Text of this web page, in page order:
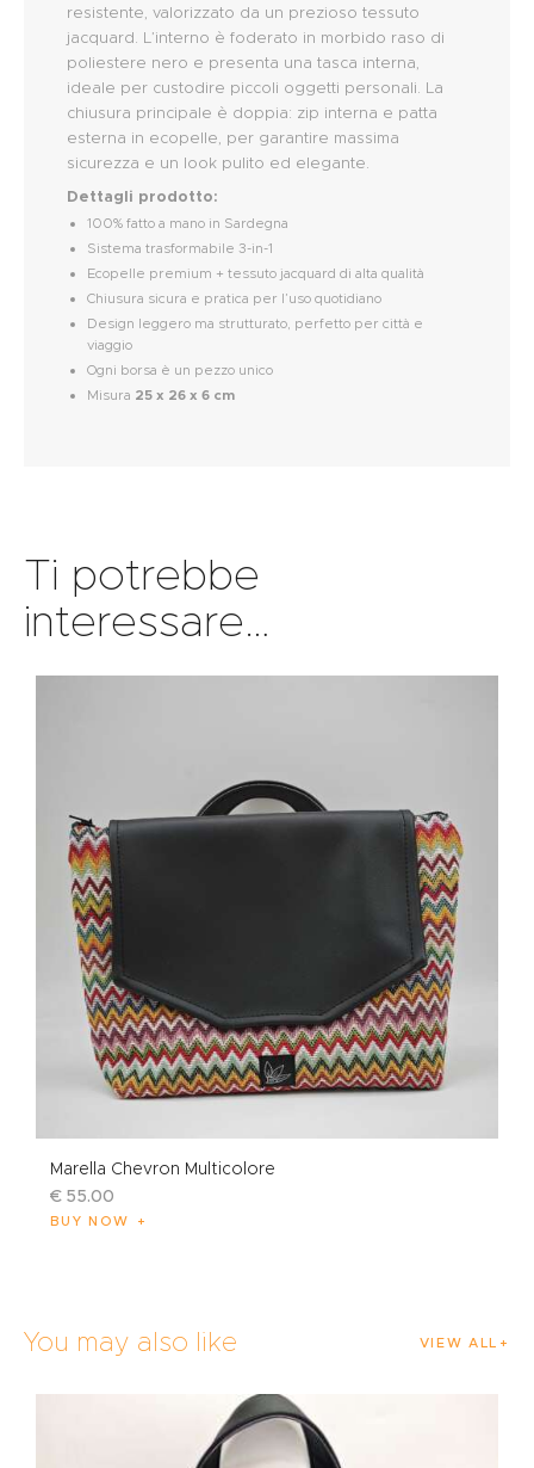
resistente, valorizzato da un prezioso tessuto
jacquard. L’interno è foderato in morbido raso di
poliestere nero e presenta una tasca interna,
ideale per custodire piccoli oggetti personali. La
chiusura principale è doppia: zip interna e patta
esterna in ecopelle, per garantire massima
sicurezza e un look pulito ed elegante.
Dettagli prodotto:
100% fatto a mano in Sardegna
Sistema trasformabile 3-in-1
Ecopelle premium + tessuto jacquard di alta qualità
Chiusura sicura e pratica per l’uso quotidiano
Design leggero ma strutturato, perfetto per città e
viaggio
Ogni borsa è un pezzo unico
Misura 25 x 26 x 6 cm
Ti potrebbe
interessare…
Marella Chevron Multicolore
€ 55.00
BUY NOW
You may also like VIEW ALL